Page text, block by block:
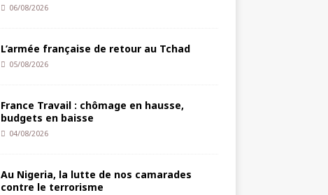
06/08/2026
L’armée française de retour au Tchad
05/08/2026
France Travail : chômage en hausse,
budgets en baisse
04/08/2026
Au Nigeria, la lutte de nos camarades
contre le terrorisme